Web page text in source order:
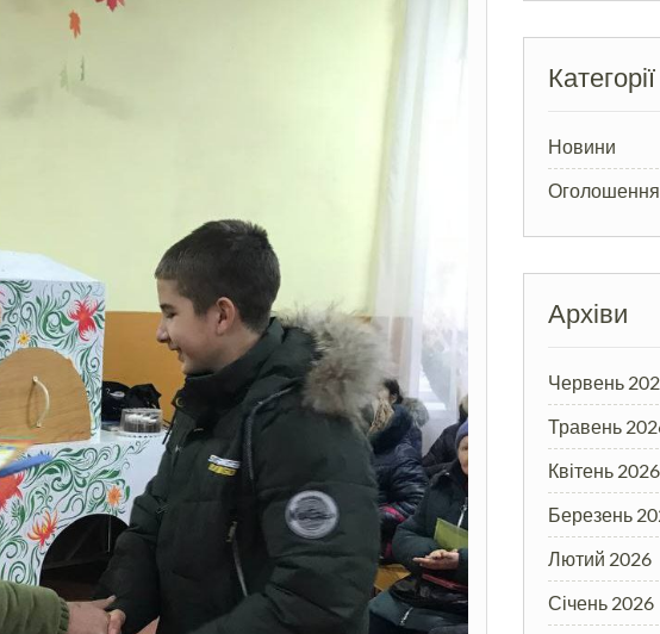
Категорії
Новини
Оголошення
Архіви
Червень
Травень
Квітень 2026
Березень
Лютий 2026
Січень 2026